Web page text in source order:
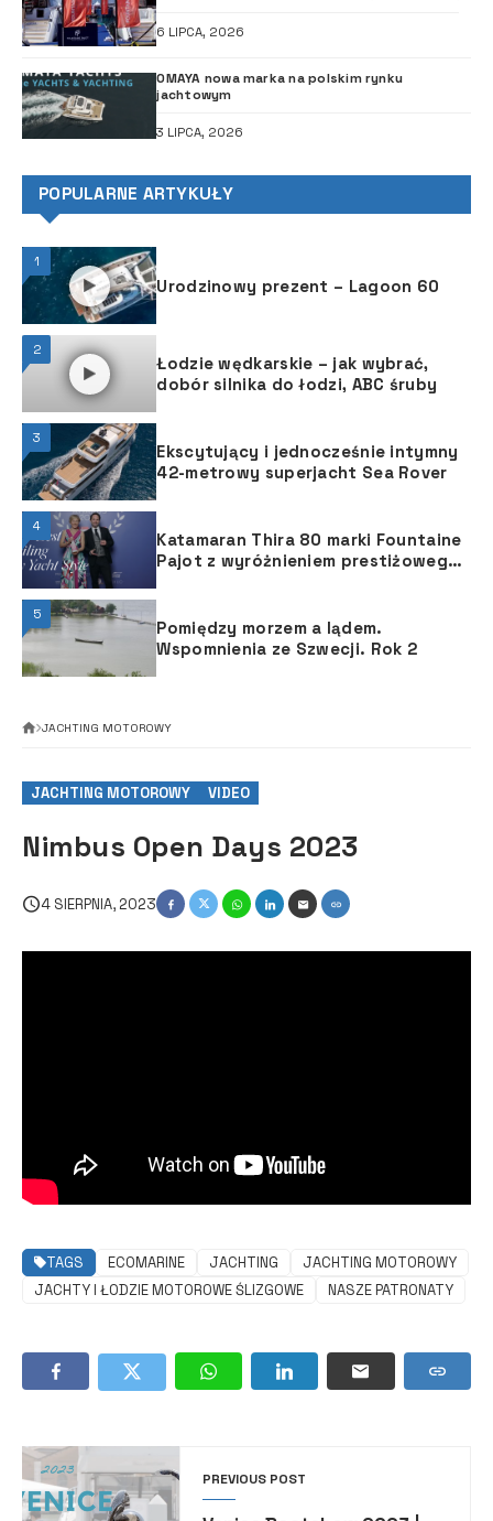
6 LIPCA, 2026
OMAYA nowa marka na polskim rynku
jachtowym
3 LIPCA, 2026
POPULARNE ARTYKUŁY
1
Urodzinowy prezent – Lagoon 60
2
Łodzie wędkarskie – jak wybrać,
dobór silnika do łodzi, ABC śruby
3
Ekscytujący i jednocześnie intymny
42-metrowy superjacht Sea Rover
4
Katamaran Thira 80 marki Fountaine
Pajot z wyróżnieniem prestiżowego
5
Pomiędzy morzem a lądem.
Wspomnienia ze Szwecji. Rok 2
JACHTING MOTOROWY
JACHTING MOTOROWY VIDEO
Nimbus Open Days 2023
4 SIERPNIA, 2023
TAGS ECOMARINE JACHTING
JACHTING MOTOROWY
JACHTY I ŁODZIE MOTOROWE ŚLIZGOWE
NASZE PATRONATY
PREVIOUS POST